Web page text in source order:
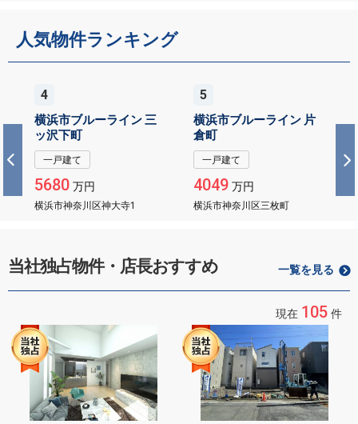
人気物件ランキング
4
横浜市ブルーライン 三
ッ沢下町
一戸建て
5680万円
横浜市神奈川区神大寺1
5
横浜市ブルーライン 片
倉町
一戸建て
4049万円
横浜市神奈川区三枚町
当社独占物件・店長おすすめ 一覧を見る
現在 105 件